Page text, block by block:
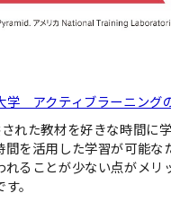
学＿アクティブラーニング
れた教材を好きな時間に
間を活用した学習が可能な
れることが少ない点がメリ
。